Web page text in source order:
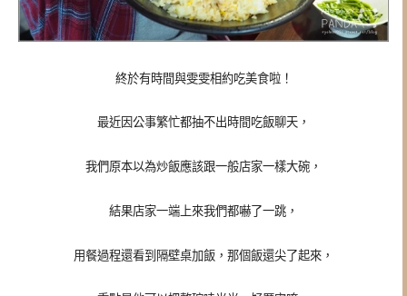
終於有時間與雯雯相約吃美食啦！
最近因公事繁忙都抽不出時間吃飯聊天，
我們原本以為炒飯應該跟一般店家一樣大碗，
結果店家一端上來我們都嚇了一跳，
用餐過程還看到隔壁桌加飯，那個飯還尖了起來，